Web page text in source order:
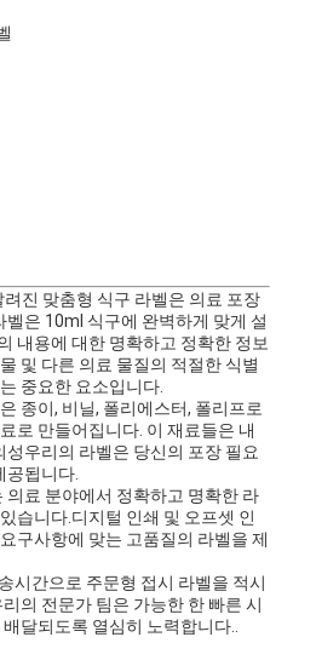
진 맞춤형 식구 라벨은 의료 포장
벨은 10ml 식구에 완벽하게 맞게 설
내용에 대한 명확하고 정확한 정보
및 다른 의료 물질의 적절한 식별
중요한 요소입니다.
종이, 비닐, 폴리에스터, 폴리프로
로 만들어집니다. 이 재료들은 내
성우리의 라벨은 당신의 포장 필요
공됩니다.
료 분야에서 정확하고 명확한 라
습니다.디지털 인쇄 및 오프셋 인
구사항에 맞는 고품질의 라벨을 제
시간으로 주문형 접시 라벨을 적시
의 전문가 팀은 가능한 한 빠른 시
달되도록 열심히 노력합니다..